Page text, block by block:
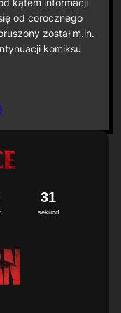
D
C
2
o
w
a
kątem informacji
od corocznego
został m.in.
komiksu
sekund
28
9